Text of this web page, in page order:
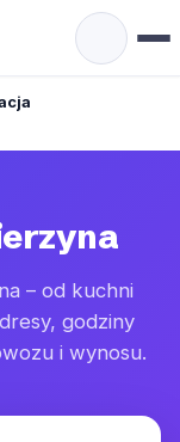
– od kuchni
godziny
i wynosu.